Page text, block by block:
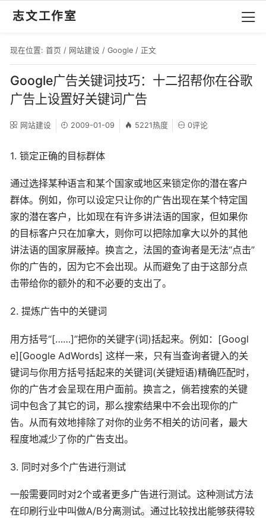
志文工作室
现在位置: 首页 / 网站建设 / Google / 正文
Google广告关键词技巧：十二招帮你在谷歌
广告上设置好关键词广告
网站建设 2009-01-09 5221热度 0评论
1. 锁定正确的目标群体
通过选择某种语言和某个国家或地区来锁定你的潜在客户
群体。例如，你可以设定只让你的广告出现在某个特定国
家的潜在客户，比如现在有许多讲法语的国家，但如果你
的目标客户只在加拿大，则你可以把除加拿大以外的其他
讲法语的国家屏蔽掉。换言之，法国的查询者是无法“点击”
你的广告的，因为它不会出现。从而避免了由于这部分点
击带给你的额外的和不必要的支出了。
2. 提炼广告中的关键词
用方括号“[……]”把你的关键字(词)括起来。例如：[Googl
e][Google AdWords] 这样一来，只有当查询者键入的关
键词与你用方括号括起来的关键词(关键短语)精确匹配时，
你的广告才会呈现在用户面前。换言之，倘若搜索的关键
词中包含了其它的词，那么搜索结果中不会出现你的广
告。从而有效地排除了对你的业务不相关的访问者，最大
程度地减少了你的广告支出。
3. 同时对多个广告进行测试
一般需要同时对2个或者更多广告进行测试。这种测试方法
在印刷行业中叫做A/B分离测试。通过比较找出能够获得较